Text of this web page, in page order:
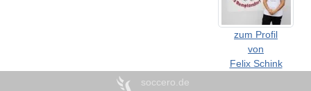
zum Profil
von
Felix Schink
soccero.de